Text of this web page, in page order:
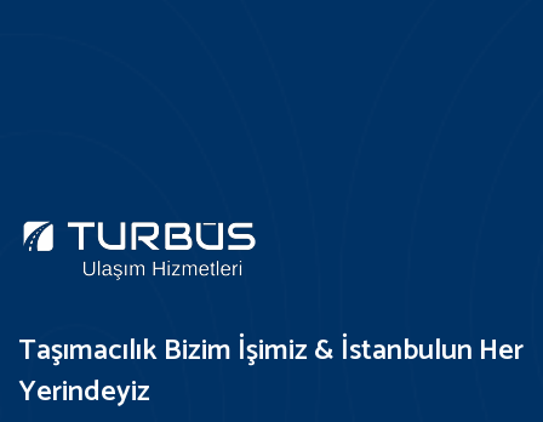
Taşımacılık Bizim İşimiz & İstanbulun Her
Yerindeyiz